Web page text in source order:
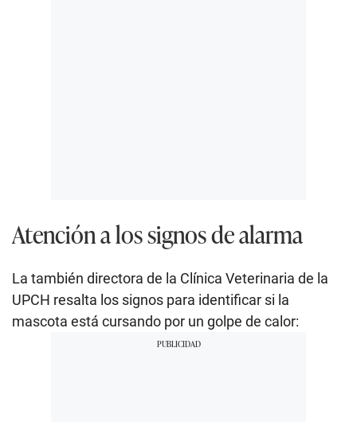
Atención a los signos de alarma
La también directora de la Clínica Veterinaria de la
UPCH resalta los signos para identificar si la
mascota está cursando por un golpe de calor: